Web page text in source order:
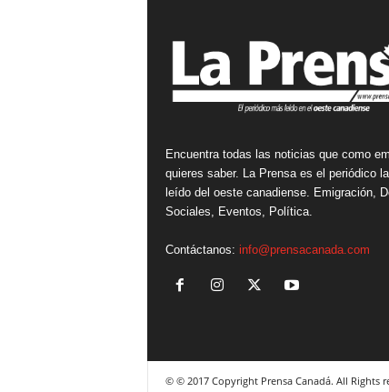
Encuentra todas las noticias que como
quieres saber. La Prensa es el periódico
leído del oeste canadiense. Emigración,
Sociales, Eventos, Política.
Contáctanos: info@prensacanada.com
© © 2017 Copyright Prensa Canadá. All Rights